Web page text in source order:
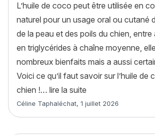
L’huile de coco peut être utilisée en
naturel pour un usage oral ou cutané
de la peau et des poils du chien, entre
en triglycérides à chaîne moyenne,
nombreux bienfaits mais a aussi
Voici ce qu’il faut savoir sur l’huile de
chien !… lire la suite
Article rédigé par
Céline Taphaléchat, 1 juillet 2026